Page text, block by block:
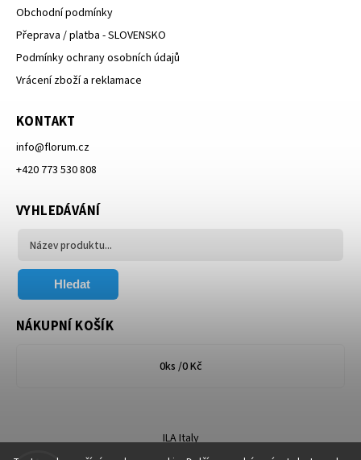
Obchodní podmínky
Přeprava / platba - SLOVENSKO
Podmínky ochrany osobních údajů
Vrácení zboží a reklamace
KONTAKT
info@florum.cz
+420 773 530 808
VYHLEDÁVÁNÍ
Hledat
NÁKUPNÍ KOŠÍK
0ks /0 Kč
ILA Italy